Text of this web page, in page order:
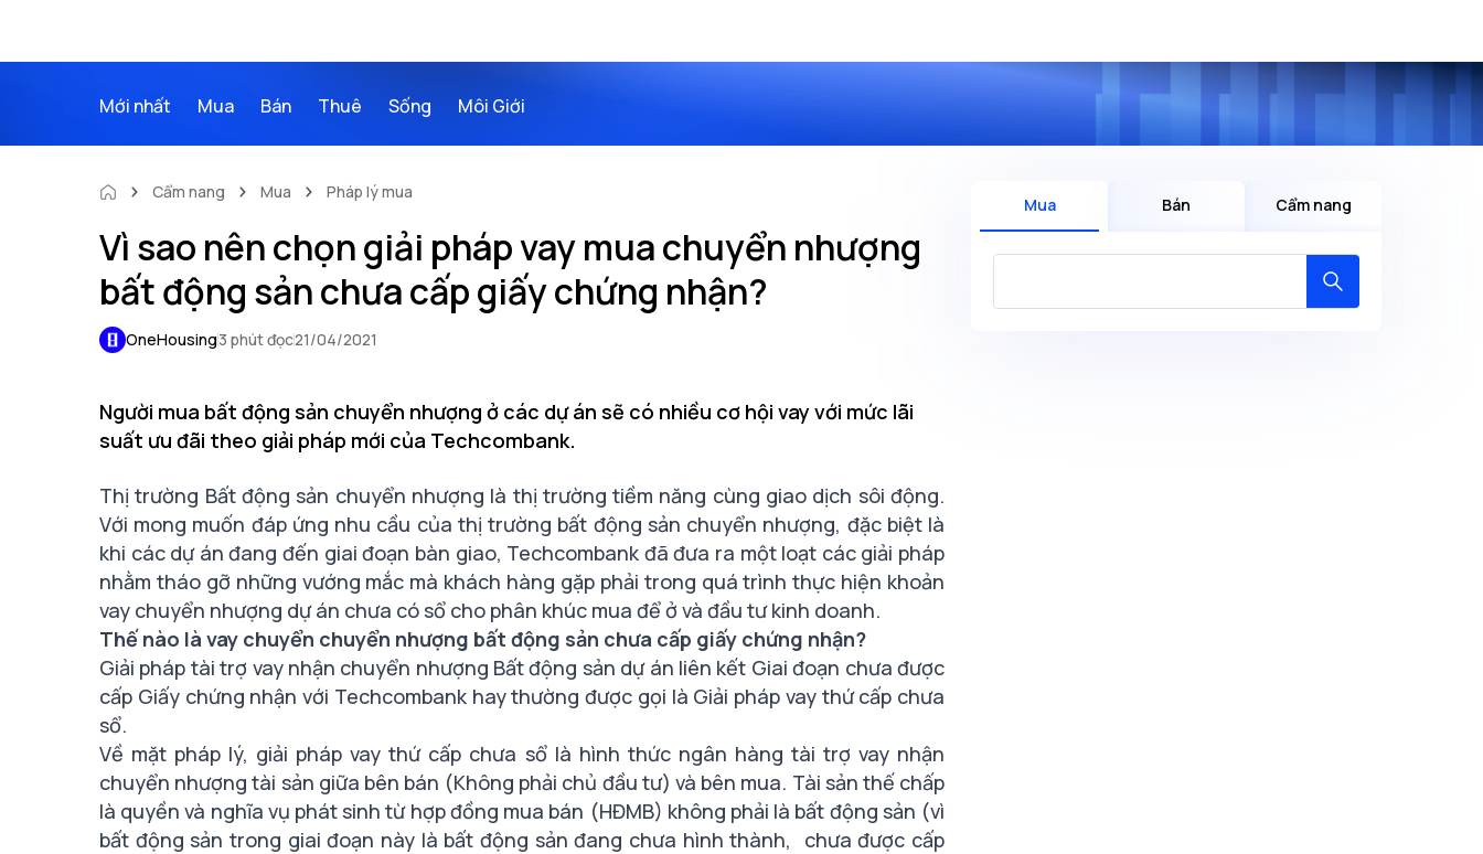
Mới nhất Mua Bán Thuê Sống Môi Giới
Cẩm nang Mua Pháp lý mua
Vì sao nên chọn giải pháp vay mua chuyển nhượng
bất động sản chưa cấp giấy chứng nhận?
OneHousing3 phút đọc21/04/2021
Người mua bất động sản chuyển nhượng ở các dự án sẽ có nhiều cơ hội vay với mức lãi
suất ưu đãi theo giải pháp mới của Techcombank.
Thị trường Bất động sản chuyển nhượng là thị trường tiềm năng cùng giao dịch sôi động.
Với mong muốn đáp ứng nhu cầu của thị trường bất động sản chuyển nhượng, đặc biệt là
khi các dự án đang đến giai đoạn bàn giao, Techcombank đã đưa ra một loạt các giải pháp
nhằm tháo gỡ những vướng mắc mà khách hàng gặp phải trong quá trình thực hiện khoản
vay chuyển nhượng dự án chưa có sổ cho phân khúc mua để ở và đầu tư kinh doanh.
Thế nào là vay chuyển chuyển nhượng bất động sản chưa cấp giấy chứng nhận?
Giải pháp tài trợ vay nhận chuyển nhượng Bất động sản dự án liên kết Giai đoạn chưa được
cấp Giấy chứng nhận với Techcombank hay thường được gọi là Giải pháp vay thứ cấp chưa
sổ.
Về mặt pháp lý, giải pháp vay thứ cấp chưa sổ là hình thức ngân hàng tài trợ vay nhận
chuyển nhượng tài sản giữa bên bán (Không phải chủ đầu tư) và bên mua. Tài sản thế chấp
là quyền và nghĩa vụ phát sinh từ hợp đồng mua bán (HĐMB) không phải là bất động sản (vì
bất động sản trong giai đoạn này là bất động sản đang chưa hình thành, chưa được cấp
Mua Bán Cẩm nang